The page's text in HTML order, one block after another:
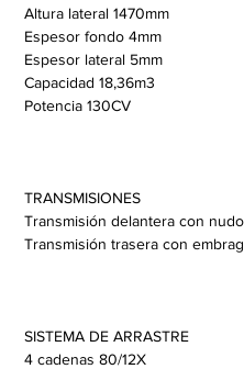
Altura lateral 1470mm
Espesor fondo 4mm
Espesor lateral 5mm
Capacidad 18,36m3
Potencia 130CV
TRANSMISIONES
Transmisión delantera con
Transmisión trasera con
SISTEMA DE ARRASTRE
4 cadenas 80/12X